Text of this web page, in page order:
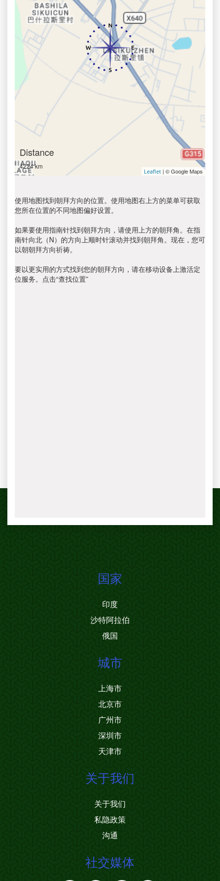
Distance
4224 km
Leaflet | © Google Maps
使用地图找到朝拜方向的位置。使用地图右上方的菜单可获取
您所在位置的不同地图偏好设置。
如果要使用指南针找到朝拜方向，请使用上方的朝拜角。在指
南针向北（N）的方向上顺时针滚动并找到朝拜角。现在，您可
以朝朝拜方向祈祷。
要以更实用的方式找到您的朝拜方向，请在移动设备上激活定
位服务。点击“查找位置”
国家
印度
沙特阿拉伯
俄国
城市
上海市
北京市
广州市
深圳市
天津市
关于我们
关于我们
私隐政策
沟通
社交媒体